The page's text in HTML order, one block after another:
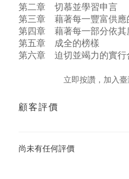
第二章 切慕並學習申言
第三章 藉著每一豐富供應
第四章 藉著每一部分依其
第五章 成全的榜樣
第六章 迫切並竭力的實行
立即按讚，加入
顧客評價
尚未有任何評價